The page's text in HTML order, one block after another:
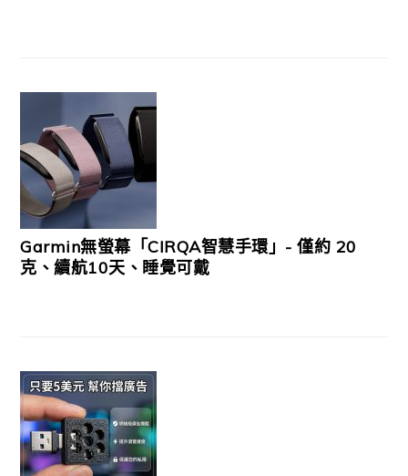
Garmin無螢幕「CIRQA智慧手環」- 僅約 20
克、續航10天、睡覺可戴